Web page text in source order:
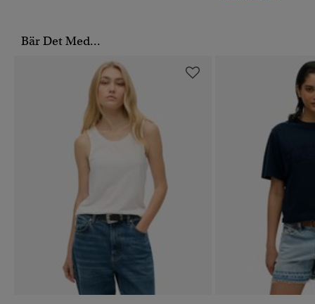
Bär Det Med...